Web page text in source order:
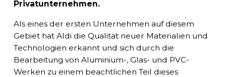
Privatunternehmen.
Als eines der ersten Unternehmen auf diesem
Gebiet hat Aldi die Qualität neuer Materialien und
Technologien erkannt und sich durch die
Bearbeitung von Aluminium-, Glas- und PVC-
Werken zu einem beachtlichen Teil dieses